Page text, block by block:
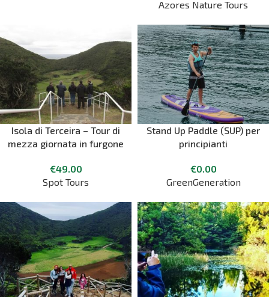
Azores Nature Tours
Isola di Terceira – Tour di
mezza giornata in furgone
€49.00
Spot Tours
Stand Up Paddle (SUP) per
principianti
€0.00
GreenGeneration